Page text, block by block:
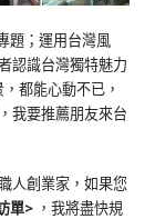
題；運用台灣風
認識台灣獨特魅力
都能心動不已，
我要推薦朋友來台
人創業家，如果您
單> ，我將盡快規